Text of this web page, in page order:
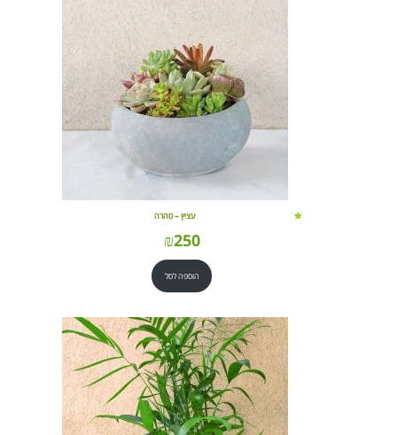
עציץ – סהרה
₪250
הוספה לסל